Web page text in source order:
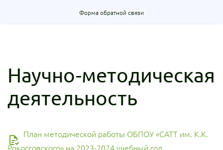
Форма обратной связи
Научно-методическая
деятельность
План методической работы ОБПОУ «САТТ им. К.К.
Рокоссовского» на 2023-2024 учебный год